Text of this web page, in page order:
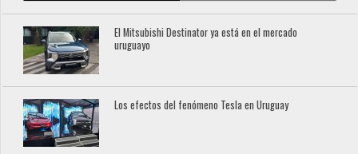
El Mitsubishi Destinator ya está en el mercado
uruguayo
Los efectos del fenómeno Tesla en Uruguay